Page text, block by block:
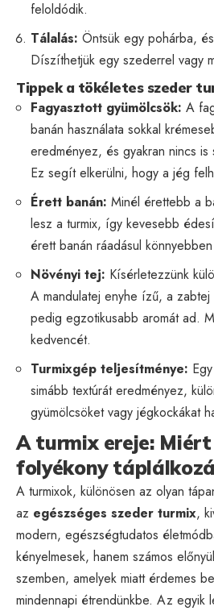
feloldódik.
Tálalás: Öntsük egy pohárba,
Díszíthetjük egy szederrel vagy
Tippek a tökéletes szeder
Fagyasztott gyümölcsök: A
banán használata sokkal
eredményez, és gyakran nincs is
Ez segít elkerülni, hogy a jég
Érett banán: Minél érettebb a
lesz a turmix, így kevesebb
érett banán ráadásul
Növényi tej: Kísérletezzünk
A mandulatej enyhe ízű, a
pedig egzotikusabb aromát ad.
kedvencét.
Turmixgép teljesítménye:
simább textúrát eredményez,
gyümölcsöket vagy jégkockákat
A turmix ereje:
folyékony
A turmixok, különösen az olyan
az egészséges szeder turmix,
modern, egészségtudatos
kényelmesek, hanem számos
szemben, amelyek miatt érdemes
mindennapi étrendünkbe. Az egyik